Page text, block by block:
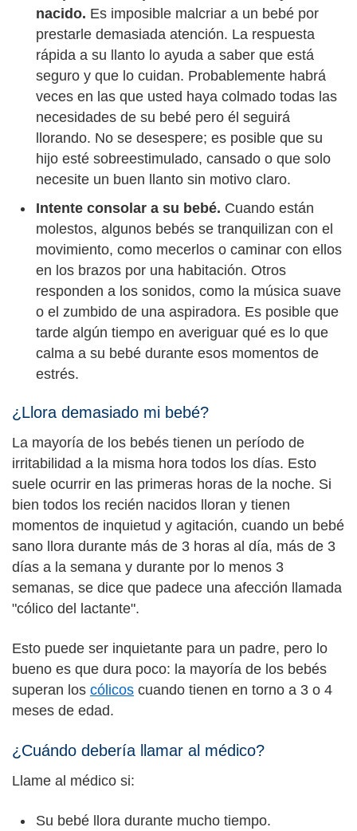
nacido. Es imposible malcriar a un bebé por
prestarle demasiada atención. La respuesta
rápida a su llanto lo ayuda a saber que está
seguro y que lo cuidan. Probablemente habrá
veces en las que usted haya colmado todas las
necesidades de su bebé pero él seguirá
llorando. No se desespere; es posible que su
hijo esté sobreestimulado, cansado o que solo
necesite un buen llanto sin motivo claro.
Intente consolar a su bebé. Cuando están
molestos, algunos bebés se tranquilizan con el
movimiento, como mecerlos o caminar con ellos
en los brazos por una habitación. Otros
responden a los sonidos, como la música suave
o el zumbido de una aspiradora. Es posible que
tarde algún tiempo en averiguar qué es lo que
calma a su bebé durante esos momentos de
estrés.
¿Llora demasiado mi bebé?
La mayoría de los bebés tienen un período de
irritabilidad a la misma hora todos los días. Esto
suele ocurrir en las primeras horas de la noche. Si
bien todos los recién nacidos lloran y tienen
momentos de inquietud y agitación, cuando un bebé
sano llora durante más de 3 horas al día, más de 3
días a la semana y durante por lo menos 3
semanas, se dice que padece una afección llamada
"cólico del lactante".
Esto puede ser inquietante para un padre, pero lo
bueno es que dura poco: la mayoría de los bebés
superan los cólicos cuando tienen en torno a 3 o 4
meses de edad.
¿Cuándo debería llamar al médico?
Llame al médico si:
Su bebé llora durante mucho tiempo.